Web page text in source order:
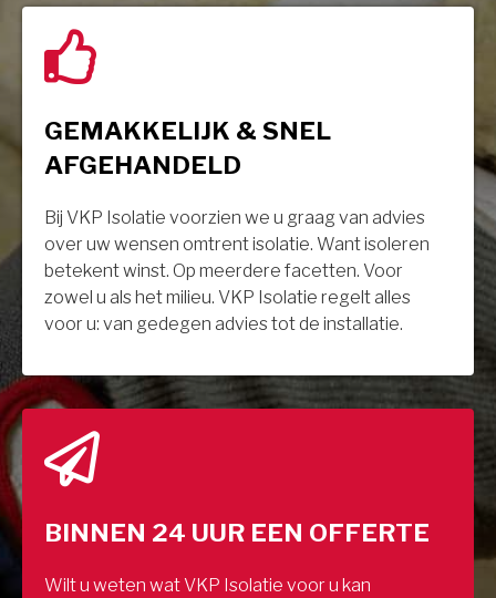
GEMAKKELIJK & SNEL
AFGEHANDELD
Bij VKP Isolatie voorzien we u graag van advies
over uw wensen omtrent isolatie. Want isoleren
betekent winst. Op meerdere facetten. Voor
zowel u als het milieu. VKP Isolatie regelt alles
voor u: van gedegen advies tot de installatie.
BINNEN 24 UUR EEN OFFERTE
Wilt u weten wat VKP Isolatie voor u kan